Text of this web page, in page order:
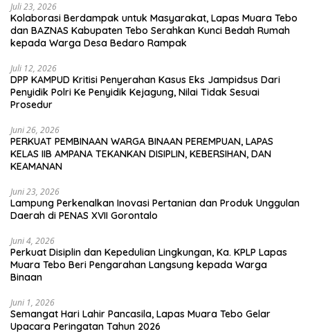
Juli 23, 2026
Kolaborasi Berdampak untuk Masyarakat, Lapas Muara Tebo
dan BAZNAS Kabupaten Tebo Serahkan Kunci Bedah Rumah
kepada Warga Desa Bedaro Rampak
Juli 12, 2026
DPP KAMPUD Kritisi Penyerahan Kasus Eks Jampidsus Dari
Penyidik Polri Ke Penyidik Kejagung, Nilai Tidak Sesuai
Prosedur
Juni 26, 2026
PERKUAT PEMBINAAN WARGA BINAAN PEREMPUAN, LAPAS
KELAS IIB AMPANA TEKANKAN DISIPLIN, KEBERSIHAN, DAN
KEAMANAN
Juni 23, 2026
Lampung Perkenalkan Inovasi Pertanian dan Produk Unggulan
Daerah di PENAS XVII Gorontalo
Juni 4, 2026
Perkuat Disiplin dan Kepedulian Lingkungan, Ka. KPLP Lapas
Muara Tebo Beri Pengarahan Langsung kepada Warga
Binaan
Juni 1, 2026
Semangat Hari Lahir Pancasila, Lapas Muara Tebo Gelar
Upacara Peringatan Tahun 2026